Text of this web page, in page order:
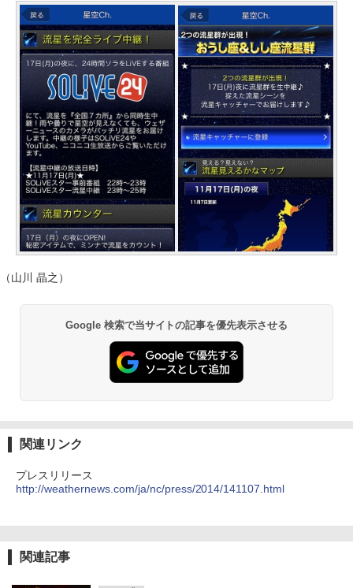
（山川 晶之）
Google 検索で当サイトの記事を優先表示させる
関連リンク
プレスリリース
http://weathernews.com/ja/nc/press/2014/141107.html
関連記事